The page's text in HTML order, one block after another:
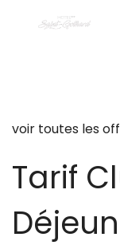
voir toutes les
Tarif